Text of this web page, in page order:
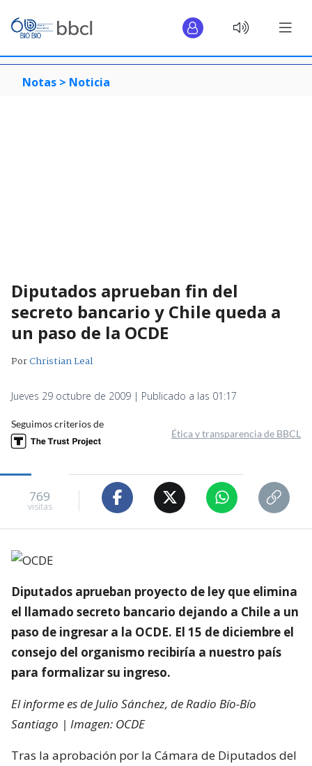
Notas > Noticia
Diputados aprueban fin del
secreto bancario y Chile queda a
un paso de la OCDE
PorChristian Leal
Jueves 29 octubre de 2009 | Publicado a las 01:17
Seguimos criterios de
Ética y transparencia de BBCL
769
visitas
Diputados aprueban proyecto de ley que elimina
el llamado secreto bancario dejando a Chile a un
paso de ingresar a la OCDE. El 15 de diciembre el
consejo del organismo recibiría a nuestro país
para formalizar su ingreso.
El informe es de Julio Sánchez, de Radio Bío-Bío
Santiago | Imagen: OCDE
Tras la aprobación por la Cámara de Diputados del